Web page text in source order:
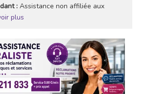
: Assistance non affiliée aux
plus